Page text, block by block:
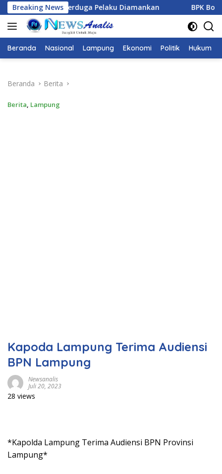
Langsung
ke
konten
Breaking News
Terduga Pelaku Diamankan BPK Bongkar
Beranda Nasional Lampung Ekonomi Politik Hukum
Beranda Berita
Berita, Lampung
Kapoda Lampung Terima Audiensi
BPN Lampung
Newsanalis
Juli 20, 2023
28 views
*Kapolda Lampung Terima Audiensi BPN Provinsi
Lampung*